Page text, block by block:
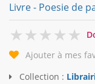
Livre - Poesie de
0
Ajouter à mes
Collection :